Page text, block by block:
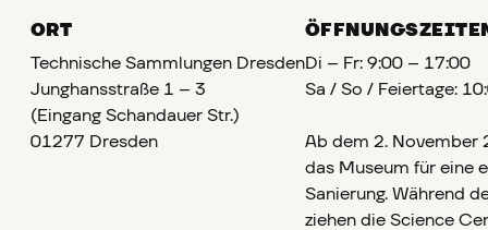
ORT
Technische Sammlungen Dresden
Junghansstraße 1 – 3
(Eingang Schandauer Str.)
01277 Dresden
Di – Fr: 9:00 – 17:00
Sa / So / Feiertage:
Ab dem 2. November
das Museum für eine
Sanierung. Während
ziehen die Science